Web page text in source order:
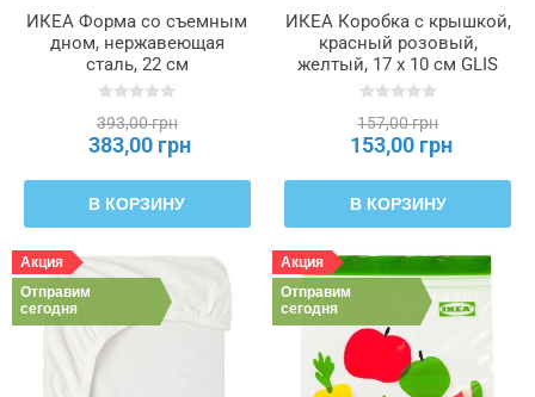
ИКЕА Форма со съемным
дном, нержавеющая
сталь, 22 см
VINTERROCKA, 905.994.81
393,00 грн
383,00 грн
В КОРЗИНУ
ИКЕА Коробка с крышкой,
красный розовый,
желтый, 17 х 10 см GLIS
ГЛИС, 906.041.14
157,00 грн
153,00 грн
В КОРЗИНУ
Акция
Отправим
сегодня
Акция
Отправим
сегодня